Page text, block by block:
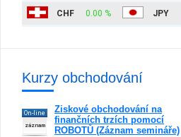
CHF 0.00 % JPY
Kurzy obchodování
On-line
záznam
Ziskové obchodování na
finančních trzích pomocí
ROBOTŮ (Záznam semináře)